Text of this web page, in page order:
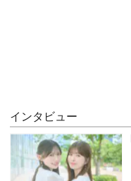
インタビュー